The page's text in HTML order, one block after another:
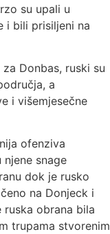
su upali u
i bili prisiljeni na
Donbas, ruski su
a
i višemjesečne
ofenziva
snage
dok je rusko
na Donjeck i
ruska obrana bila
trupama stvorenim